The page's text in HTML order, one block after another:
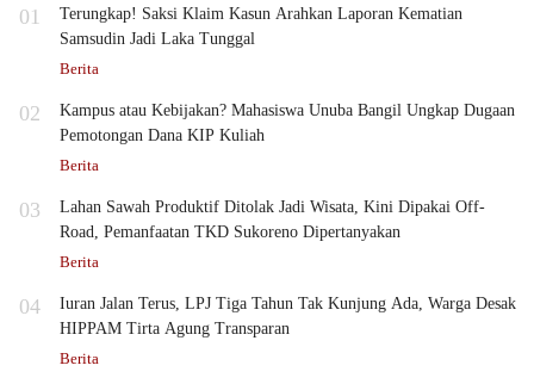
01
Terungkap! Saksi Klaim Kasun Arahkan Laporan Kematian
Samsudin Jadi Laka Tunggal
Berita
02
Kampus atau Kebijakan? Mahasiswa Unuba Bangil Ungkap Dugaan
Pemotongan Dana KIP Kuliah
Berita
03
Lahan Sawah Produktif Ditolak Jadi Wisata, Kini Dipakai Off-
Road, Pemanfaatan TKD Sukoreno Dipertanyakan
Berita
04
Iuran Jalan Terus, LPJ Tiga Tahun Tak Kunjung Ada, Warga Desak
HIPPAM Tirta Agung Transparan
Berita